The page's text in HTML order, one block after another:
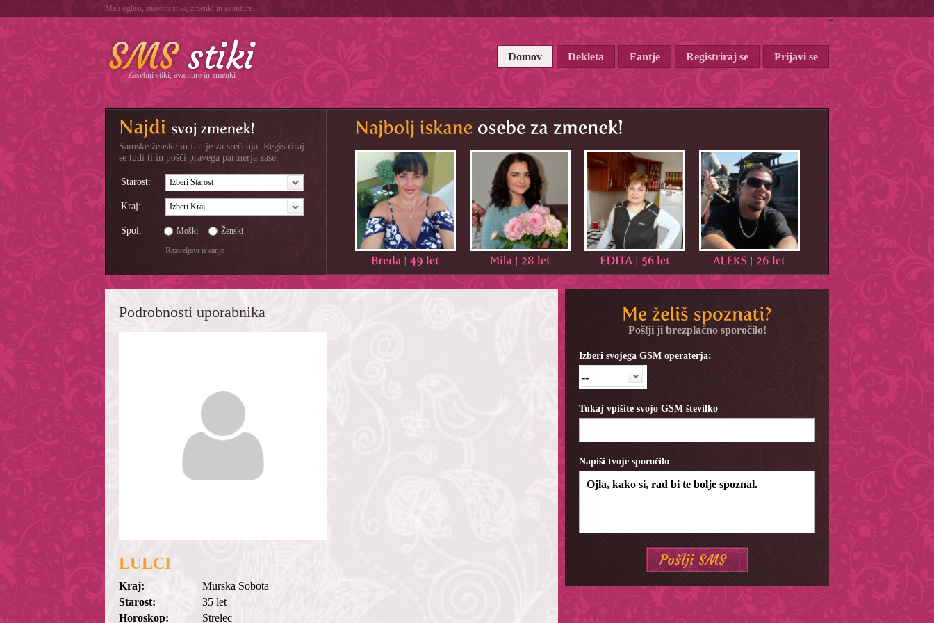
Mali oglasi, zasebni stiki, zmenki in avanture.
Zasebni stiki, avanture in zmenki
Domov Dekleta Fantje Registriraj se Prijavi se
Samske ženske in fantje za srečanja. Registriraj
se tudi ti in pošči pravega partnerja zase.
Starost: Izberi Starost
Kraj: Izberi Kraj
Spol: Moški
Ženski
Razveljavi iskanje
Podrobnosti uporabnika
LULCI
Kraj:
Starost:
Horoskop:
Murska Sobota
35 let
Strelec
Pošlji ji brezplačno sporočilo!
Izberi svojega GSM operaterja:
--
Tukaj vpišite svojo GSM številko
Napiši tvoje sporočilo
*